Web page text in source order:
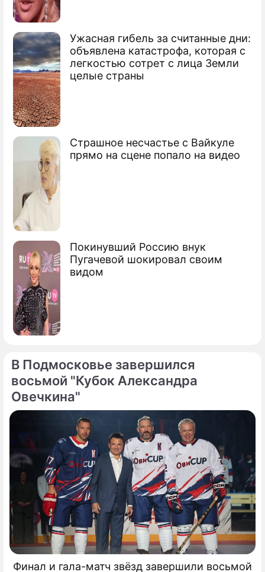
Ужасная гибель за считанные дни:
объявлена катастрофа, которая с
легкостью сотрет с лица Земли
целые страны
Страшное несчастье с Вайкуле
прямо на сцене попало на видео
Покинувший Россию внук
Пугачевой шокировал своим
видом
Багапш и Кокойты требуют
независимости
Мир встал перед угрозой передела
В Подмосковье завершился
восьмой "Кубок Александра
Овечкина"
Финал и гала-матч звёзд завершили восьмой